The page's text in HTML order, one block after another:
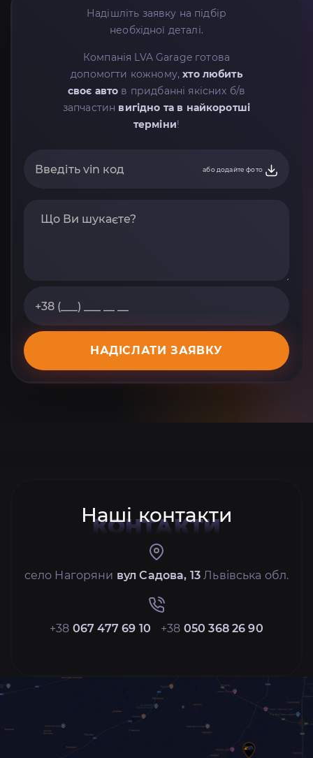
Надішліть заявку на підбір
необхідної деталі.
Компанія LVA Garage готова
допомогти кожному,хто любить
своє авто в придбанні якісних б/в
запчастин вигідно та в найкоротші
терміни!
або додайте фото
НАДІСЛАТИ ЗАЯВКУ
Наші контакти
КОНТАКТИ
село Нагоряни вул Садова, 13 Львівська обл.
+38 067 477 69 10 +38 050 368 26 90